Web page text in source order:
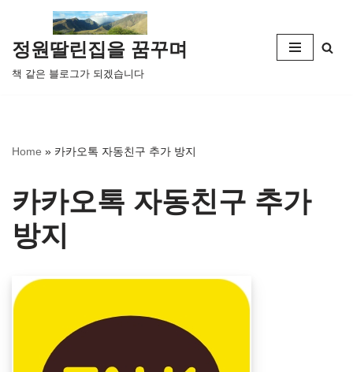
콘
텐
츠
뛰
정원딸린집을 꿈꾸며
책 같은 블로그가 되겠습니다
Home » 카카오톡 자동친구 추가 방지
카카오톡 자동친구 추가
방지